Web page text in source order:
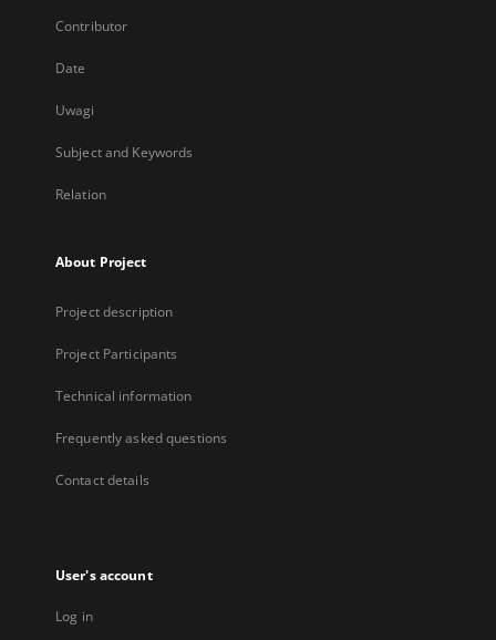
Contributor
Date
Uwagi
Subject and Keywords
Relation
About Project
Project description
Project Participants
Technical information
Frequently asked questions
Contact details
User's account
Log in